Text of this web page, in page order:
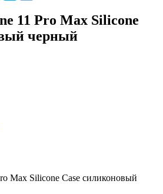
11 Pro Max Silicone
черный
Max Silicone Case силиконовый